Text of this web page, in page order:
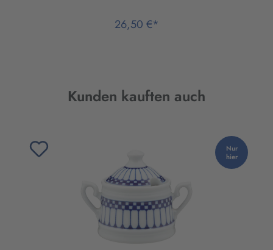
26,50 €*
Produktgalerie überspringen
Kunden kauften auch
Nur
hier